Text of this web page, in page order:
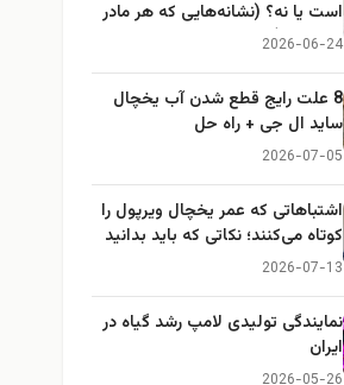
است یا نه؟ (نشانه‌هایی که هر مادر
باید بداند)
2026-06-24
8 علت رایج قطع شدن آب یخچال
ساید ال جی + راه حل
2026-07-05
اشتباهاتی که عمر یخچال ویرپول را
کوتاه می‌کنند؛ نکاتی که باید بدانید
2026-07-13
نمایندگی تولیدی لامپ رشد گیاه در
ایران
2026-05-26